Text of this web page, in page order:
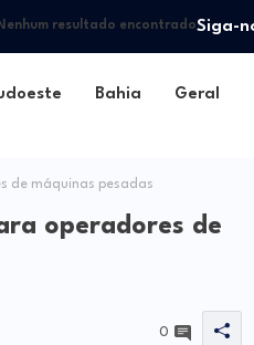
resultado encontradoSiga-
Bahia Geral
de máquinas pesadas
operadores de
0